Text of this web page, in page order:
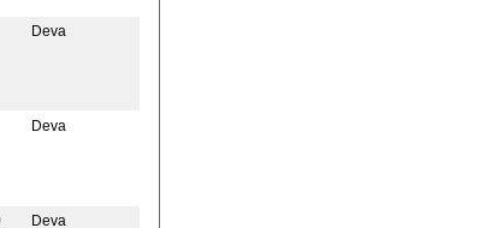
Deva
Deva
Deva